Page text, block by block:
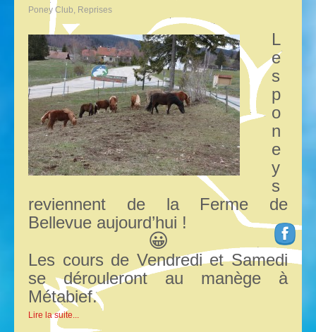
Poney Club, Reprises
L
e
s
p
o
n
e
y
s
reviennent de la Ferme de
Bellevue aujourd’hui !
😀
Les cours de Vendredi et Samedi
se dérouleront au manège à
Métabief.
Lire la suite...